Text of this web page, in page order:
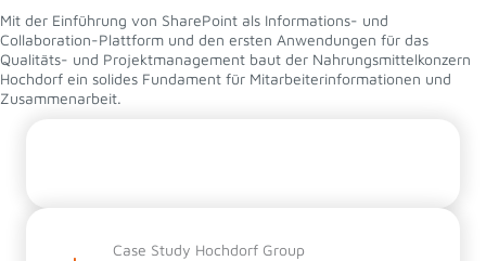
Mit der Einführung von SharePoint als Informations- und
Collaboration-Plattform und den ersten Anwendungen für das
Qualitäts- und Projektmanagement baut der Nahrungsmittelkonzern
Hochdorf ein solides Fundament für Mitarbeiterinformationen und
Zusammenarbeit.
Case Study Hochdorf Group